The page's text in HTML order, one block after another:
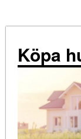
TIPS
NÄR KÖPA?
KOSTNADER
Köpa